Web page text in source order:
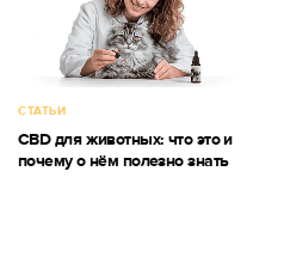
СТАТЬИ
CBD для животных: что это и
почему о нём полезно знать